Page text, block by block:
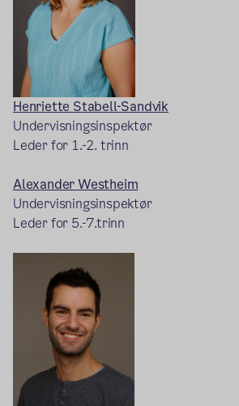
Henriette Stabell-Sandvik
Undervisningsinspektør
Leder for 1.-2. trinn
Alexander Westheim
Undervisningsinspektør
Leder for 5.-7.trinn